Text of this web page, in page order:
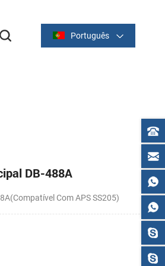
Português
DB-488A
Com APS SS205)